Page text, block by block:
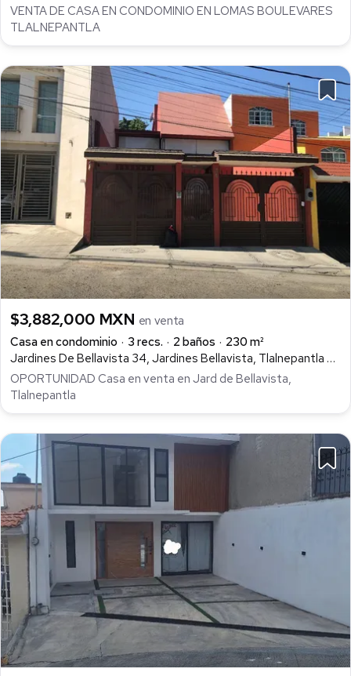
VENTA DE CASA EN CONDOMINIO EN LOMAS BOULEVARES
TLALNEPANTLA
$3,882,000 MXN en venta
Casa en condominio
3 recs. 2 baños
230 m²
Jardines De Bellavista 34, Jardines Bellavista, Tlalnepantla de Baz
OPORTUNIDAD Casa en venta en Jard de Bellavista,
Tlalnepantla